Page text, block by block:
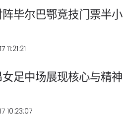
毕尔巴鄂竞技门票半小
足中场展现核心与精神
10:23:07